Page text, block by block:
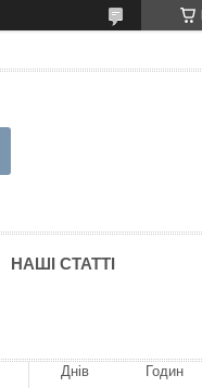
НАШІ СТАТТІ
Днів Годин